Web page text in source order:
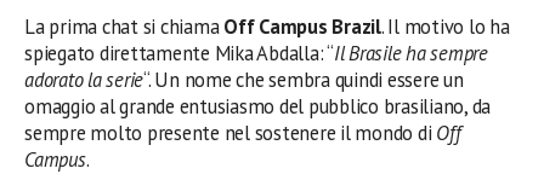
La prima chat si chiamaOff Campus Brazil. Il motivo lo ha
spiegato direttamente Mika Abdalla: “Il Brasile ha sempre
adorato la serie“. Un nome che sembra quindi essere un
omaggio al grande entusiasmo del pubblico brasiliano, da
sempre molto presente nel sostenere il mondo di Off
Campus.